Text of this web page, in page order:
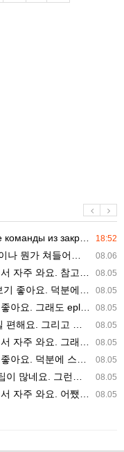
18:52
из закрытых квали…
08.06
위함이지 저걸 전쟁준비라고 하…
08.05
보 확인할 때 출처 꼭 체크해요.…
08.05
식 중계 채널 먼저 찾아봐요. …
08.05
계 채널 먼저 찾아봐요. 북마크…
08.05
인할 때 출처 꼭 체크해요. 앞…
08.05
식 서비스로 봐야 안전해요. 다음…
08.05
로로만 시청하려 해요. 좋은 정보…
08.05
서비스로 봐야 안전해요. 다음…
08.05
법적인 곳에서 봐야 마음 편해요.…